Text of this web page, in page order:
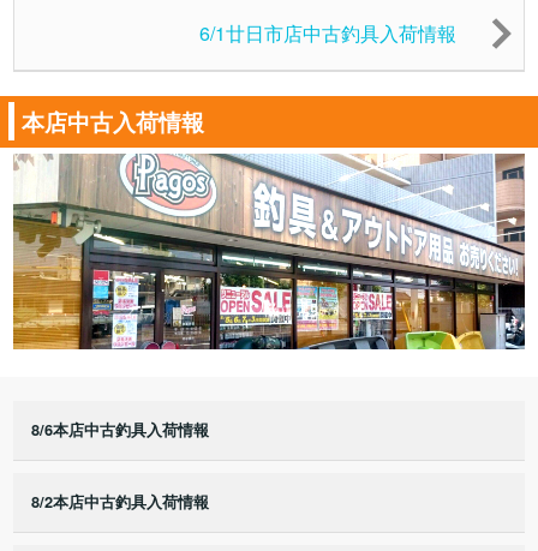
6/1廿日市店中古釣具入荷情報
本店中古入荷情報
8/6本店中古釣具入荷情報
8/2本店中古釣具入荷情報